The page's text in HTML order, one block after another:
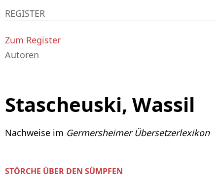
Stascheuski, Wassil
Nachweise im Germersheimer Übersetzerlexikon
STÖRCHE ÜBER DEN SÜMPFEN
REGISTER
Zum Register
Autoren